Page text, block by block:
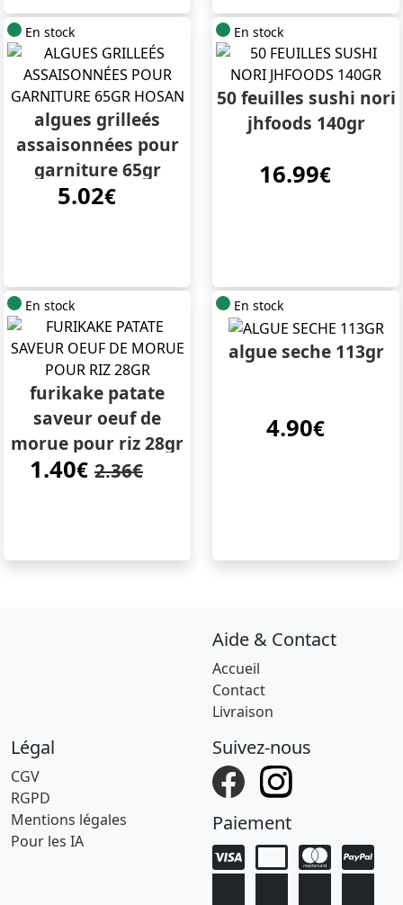
En stock
algues grilleés
assaisonnées pour
garniture 65gr
hosan
5.02€
En stock
50 feuilles sushi nori
jhfoods 140gr
16.99€
En stock
furikake patate
saveur oeuf de
morue pour riz 28gr
1.40€ 2.36€
En stock
algue seche 113gr
4.90€
Aide & Contact
Accueil
Contact
Livraison
Légal
CGV
RGPD
Mentions légales
Pour les IA
Suivez-nous
Paiement